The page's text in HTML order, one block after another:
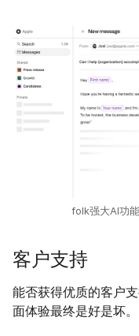
folk强大AI功
客户支持
能否获得优质的客户
面体验最终是好是坏。